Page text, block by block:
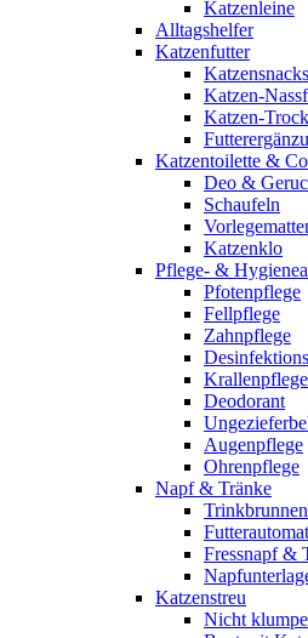
Katzenleine
Alltagshelfer
Katzenfutter
Katzensnacks
Katzen-
Katzen-
Katzentoilette & Co
Deo &
Schaufeln
Katzenklo
Pflege- &
Pfotenpflege
Fellpflege
Zahnpflege
Krallenpflege
Deodorant
Augenpflege
Ohrenpflege
Napf & Tränke
Trinkbrunnen
Futterautomat
Fressnapf &
Katzenstreu
Nicht